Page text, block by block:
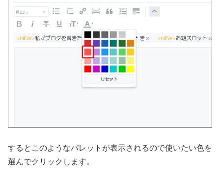
するとこのようなパレットが表示されるので使いたい色を
選んでクリックします。